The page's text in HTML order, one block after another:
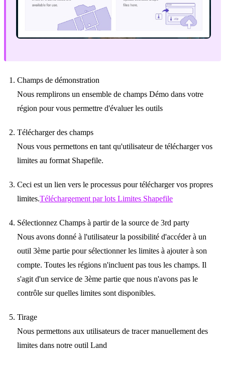
Champs de démonstration
Nous remplirons un ensemble de champs Démo dans votre
région pour vous permettre d'évaluer les outils
Télécharger des champs
Nous vous permettons en tant qu'utilisateur de télécharger vos
limites au format Shapefile.
Ceci est un lien vers le processus pour télécharger vos propres
limites.Téléchargement par lots Limites Shapefile
Sélectionnez Champs à partir de la source de 3rd party
Nous avons donné à l'utilisateur la possibilité d'accéder à un
outil 3ème partie pour sélectionner les limites à ajouter à son
compte. Toutes les régions n'incluent pas tous les champs. Il
s'agit d'un service de 3ème partie que nous n'avons pas le
contrôle sur quelles limites sont disponibles.
Tirage
Nous permettons aux utilisateurs de tracer manuellement des
limites dans notre outil Land